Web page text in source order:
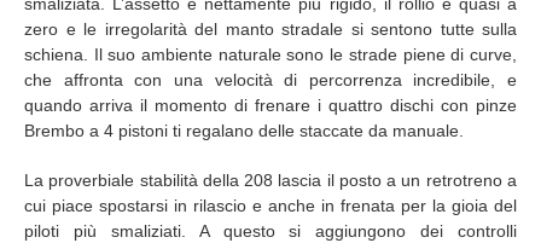
smaliziata. L’assetto è nettamente più rigido, il rollio è quasi a
zero e le irregolarità del manto stradale si sentono tutte sulla
schiena. Il suo ambiente naturale sono le strade piene di curve,
che affronta con una velocità di percorrenza incredibile, e
quando arriva il momento di frenare i quattro dischi con pinze
Brembo a 4 pistoni ti regalano delle staccate da manuale.
La proverbiale stabilità della 208 lascia il posto a un retrotreno a
cui piace spostarsi in rilascio e anche in frenata per la gioia del
piloti più smaliziati. A questo si aggiungono dei controlli